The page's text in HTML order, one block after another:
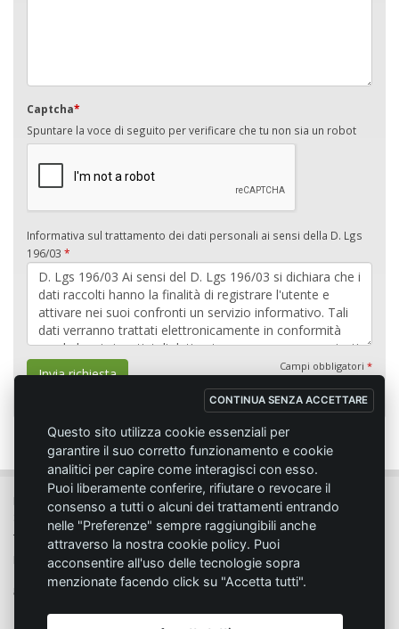
Captcha*
Spuntare la voce di seguito per verificare che tu non sia un robot
Informativa sul trattamento dei dati personali ai sensi della D. Lgs
196/03 *
Invia richiesta Campi obbligatori *
CONTINUA SENZA ACCETTARE
Questo sito utilizza cookie essenziali per
garantire il suo corretto funzionamento e cookie
analitici per capire come interagisci con esso.
Puoi liberamente conferire, rifiutare o revocare il
consenso a tutti o alcuni dei trattamenti entrando
nelle "Preferenze" sempre raggiungibili anche
attraverso la nostra cookie policy. Puoi
acconsentire all'uso delle tecnologie sopra
menzionate facendo click su "Accetta tutti".
MC SPORT MARKET LODI - Via del Lavoro, 14 - 26817 SAN MARTINO IN
STRADA (LO)
Tel. 0371.432774 - Fax 0371.432775 - Email:info@emmecisport.com
P.IVA 06749350150 - Iscriz. Trib. Lodi n° 4287 - C.C.I.A.A. n° 1122943